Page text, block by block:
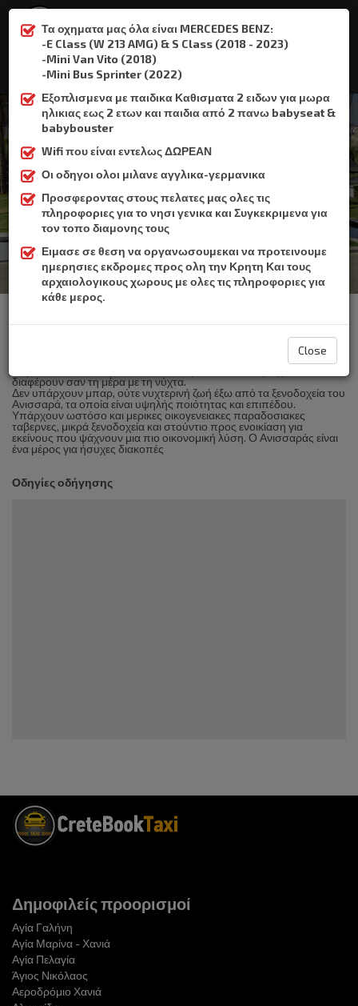
Τα οχηματα μας όλα είναι MERCEDES BENZ:
-E Class (W 213 AMG) & S Class (2018 - 2023)
-Mini Van Vito (2018)
-Mini Bus Sprinter (2022)
Εξοπλισμενα με παιδικα Καθισματα 2 ειδων για μωρα
ηλικιας εως 2 ετων και παιδια από 2 πανω babyseat &
babybouster
Wifi που είναι εντελως ΔΩΡΕΑΝ
Οι οδηγοι ολοι μιλανε αγγλικα-γερμανικα
Προσφεροντας στους πελατες μας ολες τις
πληροφοριες για το νησι γενικα και Συγκεκριμενα για
τον τοπο διαμονης τους
Ειμασε σε θεση να οργανωσουμεκαι να προτεινουμε
ημερησιες εκδρομες προς ολη την Κρητη Και τους
αρχαιολογικους χωρους με ολες τις πληροφοριες για
κάθε μερος.
Close
+306932337015
Ανισσαράς
Home Ανισσαράς
To Crete Book Taxi παρέχει υπηρεσία ταξί για τη μεταφορά από το
Είναι μια μεγάλη, περιοχή που βρισκεται ακριβώς έξω από τη
διαφέρουν σαν τη μέρα με τη νύχτα.
Δεν υπάρχουν μπαρ, ούτε νυχτερινή ζωή έξω από τα ξενοδοχεία του
Ανισσαρά, τα οποία είναι υψηλής ποιότητας και επιπέδου.
Υπάρχουν ωστόσο και μερικες οικογενειακες παραδοσιακες
ταβερνες, μικρά ξενοδοχεία και στούντιο προς ενοικίαση για
εκείνους που ψάχνουν μια πιο οικονομική λύση. Ο Ανισσαράς είναι
ένα μέρος για ήσυχες διακοπές
Οδηγίες οδήγησης
Δημοφιλείς προορισμοί
Αγία Γαλήνη
Αγία Μαρίνα - Χανιά
Αγία Πελαγία
Άγιος Νικόλαος
Αεροδρόμιο Χανιά